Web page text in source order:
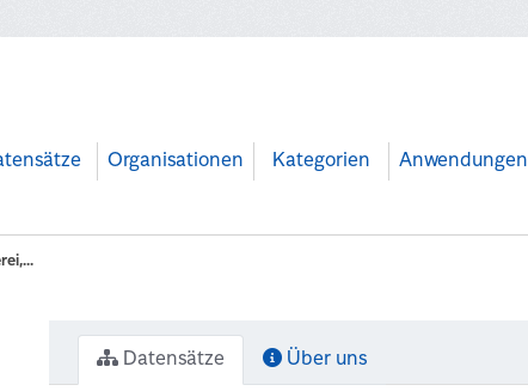
Organisationen Kategorien Anwendungen
Datensätze Über uns